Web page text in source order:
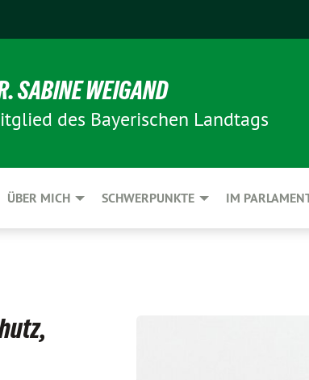
SABINE WEIGAND
des Bayerischen Landtags
ÜBER MICH SCHWERPUNKTE IM